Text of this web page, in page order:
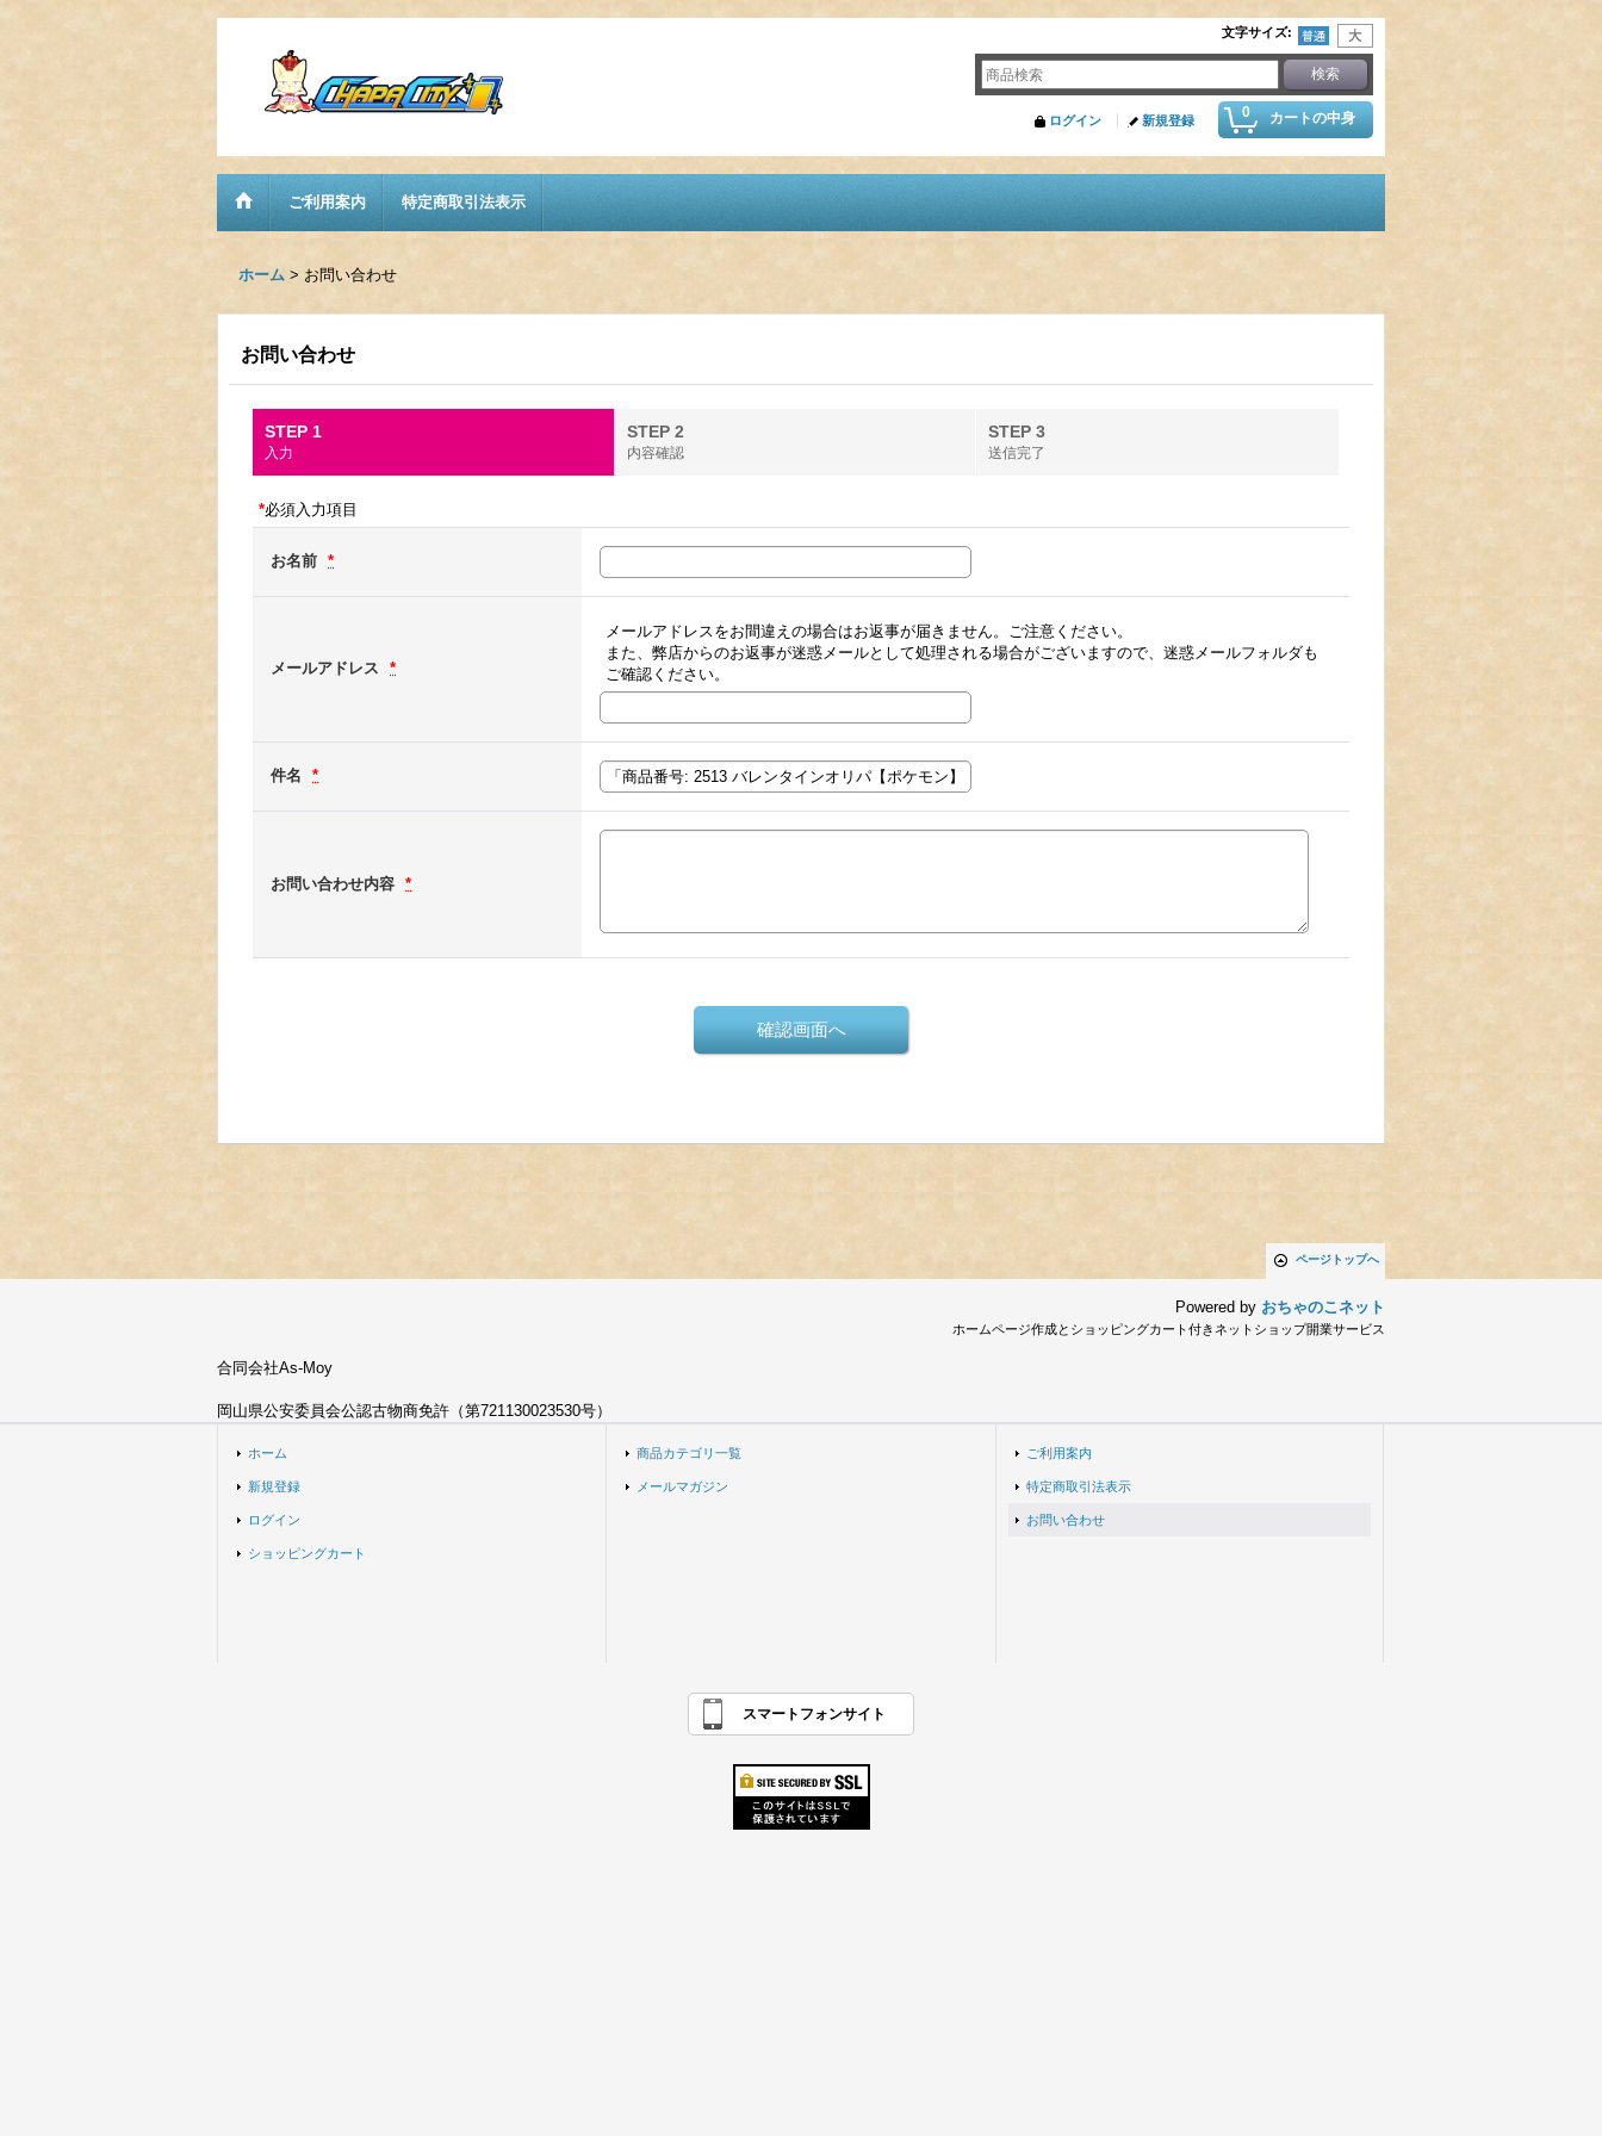
文字サイズ:
0 カートの中身
ログイン 新規登録
ご利用案内 特定商取引法表示
ホーム > お問い合わせ
お問い合わせ
STEP 1
入力
STEP 2
内容確認
STEP 3
送信完了
*必須入力項目
お名前 *
メールアドレス *
メールアドレスをお間違えの場合はお返事が届きません。ご注意ください。
また、弊店からのお返事が迷惑メールとして処理される場合がございますので、迷惑メールフォルダも
ご確認ください。
件名 *
お問い合わせ内容 *
ページトップへ
Powered by おちゃのこネット
ホームページ作成とショッピングカート付きネットショップ開業サービス
合同会社As-Moy
岡山県公安委員会公認古物商免許（第721130023530号）
ホーム
新規登録
ログイン
ショッピングカート
商品カテゴリ一覧
メールマガジン
ご利用案内
特定商取引法表示
お問い合わせ
スマートフォンサイト